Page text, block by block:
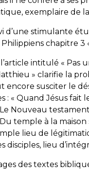
exemplaire de
d’une stimulante
Philippiens chapitre 3
intitulé « Pas
» clarifie la
encore susciter le
: « Quand Jésus fait
Le Nouveau
temple à la
lieu de
disciples, lieu
des textes